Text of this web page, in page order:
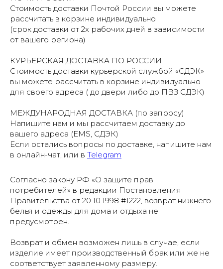
Стоимость доставки Почтой России вы можете
рассчитать в корзине индивидуально
(срок доставки от 2х рабочих дней в зависимости
от вашего региона)
КУРЬЕРСКАЯ ДОСТАВКА ПО РОССИИ
Стоимость доставки курьерской службой «СДЭК»
вы можете рассчитать в корзине индивидуально
для своего адреса ( до двери либо до ПВЗ СДЭК)
МЕЖДУНАРОДНАЯ ДОСТАВКА (по запросу)
Напишите нам и мы рассчитаем доставку до
вашего адреса (EMS, СДЭК)
Если остались вопросы по доставке, напишите нам
в онлайн-чат, или в Telegram
Согласно закону РФ «О защите прав
потребителей» в редакции Постановления
Правительства от 20.10.1998 #1222, возврат нижнего
белья и одежды для дома и отдыха не
предусмотрен.
Возврат и обмен возможен лишь в случае, если
изделие имеет производственный брак или же не
соответствует заявленному размеру.